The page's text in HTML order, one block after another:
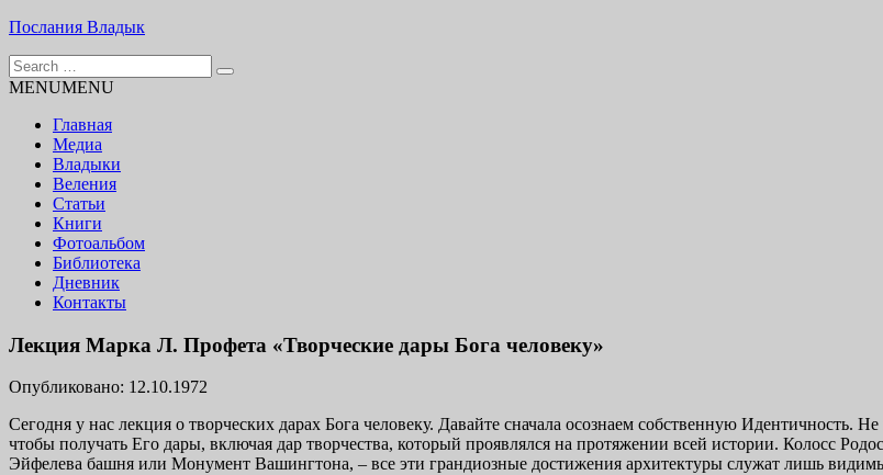
Skip
content
Послания Владык
Основу сайта представляют Послания, или Диктовки, принятые Марком и Элизабет Профететами
Search
for:
MENUMENU
Главная
Медиа
Владыки
Веления
Статьи
Книги
Фотоальбом
Библиотека
Дневник
Контакты
Лекция Марка Л. Профета «Творческие дары Бога человеку»
Опубликовано: 12.10.1972
Сегодня у нас лекция о творческих дарах Бога человеку. Давайте сначала осознаем собственную Идентичность.
чтобы получать Его дары, включая дар творчества, который проявлялся на протяжении всей истории. Колосс
Эйфелева башня или Монумент Вашингтона, – все эти грандиозные достижения архитектуры служат лишь